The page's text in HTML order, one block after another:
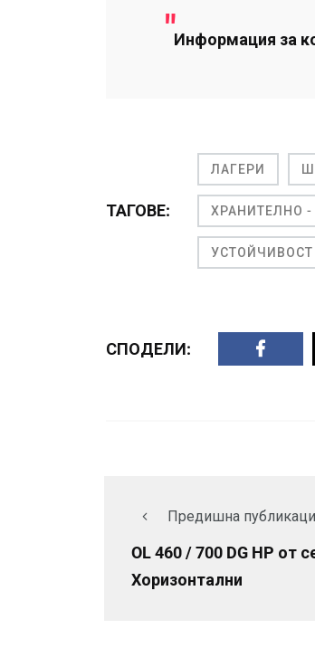
Информация за
ТАГОВЕ:
ЛАГЕРИ
ХРАНИТЕЛНО
УСТОЙЧИВОСТ
СПОДЕЛИ:
Предишна
OL 460 / 700 DG HP от
Хоризонтални